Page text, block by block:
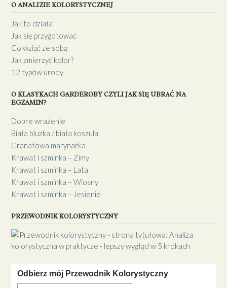
O ANALIZIE KOLORYSTYCZNEJ
Jak to działa
Jak się przygotować
Co wziąć ze sobą
Jak zmierzyć kolor?
12 typów urody
O KLASYKACH GARDEROBY CZYLI JAK SIĘ UBRAĆ NA
EGZAMIN?
Dobre wrażenie
Biała bluzka / biała koszula
Granatowa marynarka
Krawat i szminka – Zimy
Krawat i szminka – Lata
Krawat i szminka – Wiosny
Krawat i szminka – Jesienie
PRZEWODNIK KOLORYSTYCZNY
Odbierz mój Przewodnik Kolorystyczny